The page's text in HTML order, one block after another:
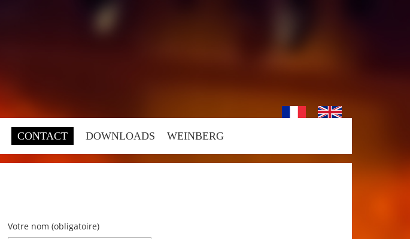
CONTACT DOWNLOADS WEINBERG
Votre nom (obligatoire)